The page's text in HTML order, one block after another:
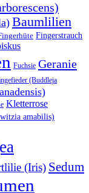
Baumlilien
Fingerstrauch
Fuchsie Geranie
(Buddleja
Kletterrose
amabilis)
(Iris) Sedum